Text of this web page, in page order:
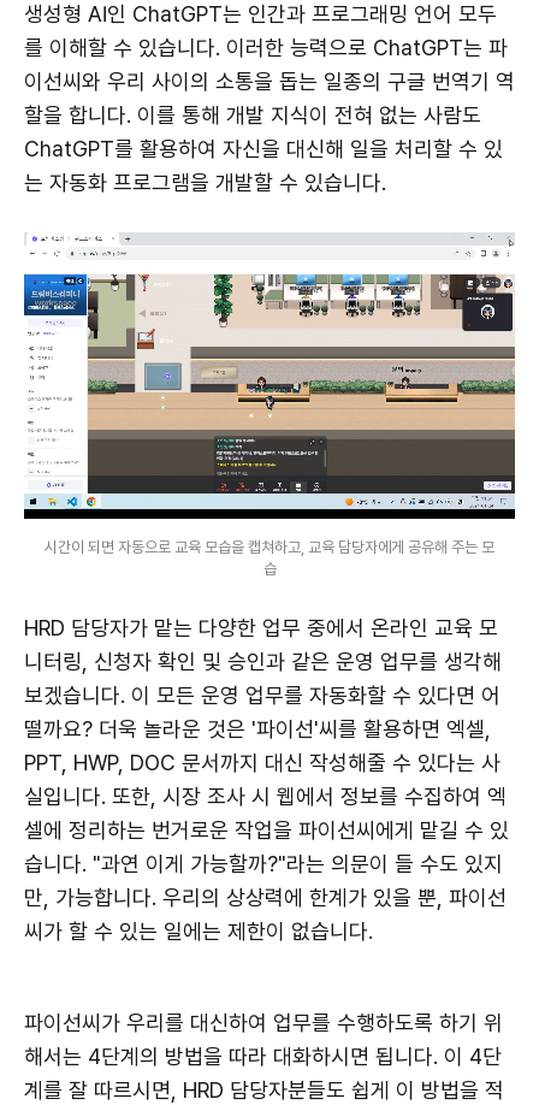
생성형 AI인 ChatGPT는 인간과 프로그래밍 언어 모두
를 이해할 수 있습니다. 이러한 능력으로 ChatGPT는 파
이선씨와 우리 사이의 소통을 돕는 일종의 구글 번역기 역
할을 합니다. 이를 통해 개발 지식이 전혀 없는 사람도
ChatGPT를 활용하여 자신을 대신해 일을 처리할 수 있
는 자동화 프로그램을 개발할 수 있습니다.
시간이 되면 자동으로 교육 모습을 캡쳐하고, 교육 담당자에게 공유해 주는 모
습
HRD 담당자가 맡는 다양한 업무 중에서 온라인 교육 모
니터링, 신청자 확인 및 승인과 같은 운영 업무를 생각해
보겠습니다. 이 모든 운영 업무를 자동화할 수 있다면 어
떨까요? 더욱 놀라운 것은 '파이선'씨를 활용하면 엑셀,
PPT, HWP, DOC 문서까지 대신 작성해줄 수 있다는 사
실입니다. 또한, 시장 조사 시 웹에서 정보를 수집하여 엑
셀에 정리하는 번거로운 작업을 파이선씨에게 맡길 수 있
습니다. "과연 이게 가능할까?"라는 의문이 들 수도 있지
만, 가능합니다. 우리의 상상력에 한계가 있을 뿐, 파이선
씨가 할 수 있는 일에는 제한이 없습니다.
파이선씨가 우리를 대신하여 업무를 수행하도록 하기 위
해서는 4단계의 방법을 따라 대화하시면 됩니다. 이 4단
계를 잘 따르시면, HRD 담당자분들도 쉽게 이 방법을 적